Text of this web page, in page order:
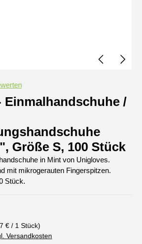
Einmalhandschuhe /
Größe S, 100 Stück
in Mint von Unigloves.
mit mikrogerauten Fingerspitzen.
Stück.
€ / 1 Stück)
Versandkosten